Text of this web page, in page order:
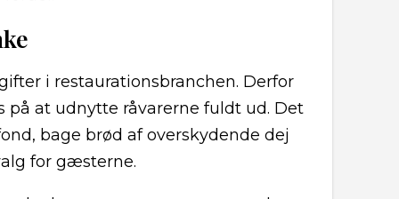
i restaurationsbranchen. Derfor
på at udnytte råvarerne fuldt ud. Det
bage brød af overskydende dej
for gæsterne.